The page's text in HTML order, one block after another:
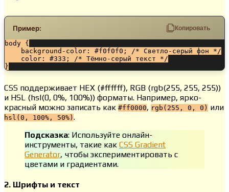
Пример: Копировать
body {
    background-color: #f0f0f0; /* Светло-серый фон */
    color: #333; /* Тёмно-серый текст */
}
CSS поддерживает HEX (#ffffff), RGB (rgb(255, 255, 255))
и HSL (hsl(0, 0%, 100%)) форматы. Например, ярко-
красный можно записать как #ff0000, rgb(255, 0, 0) или
hsl(0, 100%, 50%) .
Подсказка: Используйте онлайн-
инструменты, такие как CSS Gradient
Generator, чтобы экспериментировать с
цветами и градиентами.
2. Шрифты и текст